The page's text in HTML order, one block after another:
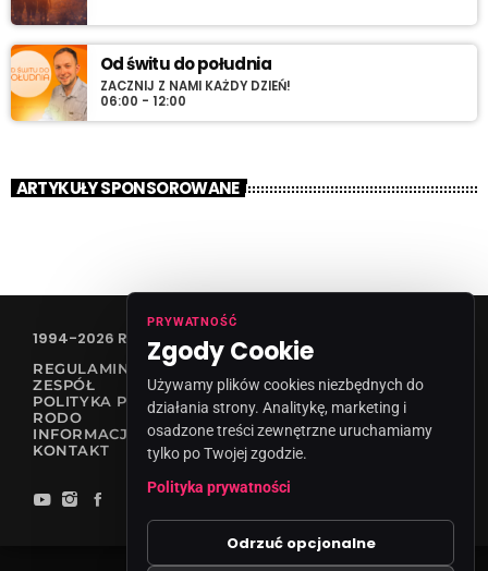
Od świtu do południa
ZACZNIJ Z NAMI KAŻDY DZIEŃ!
06:00 - 12:00
ARTYKUŁY SPONSOROWANE
1994-2026 RADIO VANESSA SPÓŁKA Z O.O
REGULAMIN KONKURSÓW
ZESPÓŁ
POLITYKA PRYWATNOŚCI
RODO
INFORMACJA O NADAWCY
KONTAKT
PRYWATNOŚĆ
Zgody Cookie
Używamy plików cookies niezbędnych do
działania strony. Analitykę, marketing i
osadzone treści zewnętrzne uruchamiamy
tylko po Twojej zgodzie.
Polityka prywatności
Odrzuć opcjonalne